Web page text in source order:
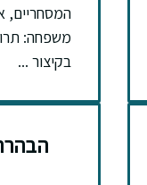
המסחריים,
משפחה:
בקיצור ...